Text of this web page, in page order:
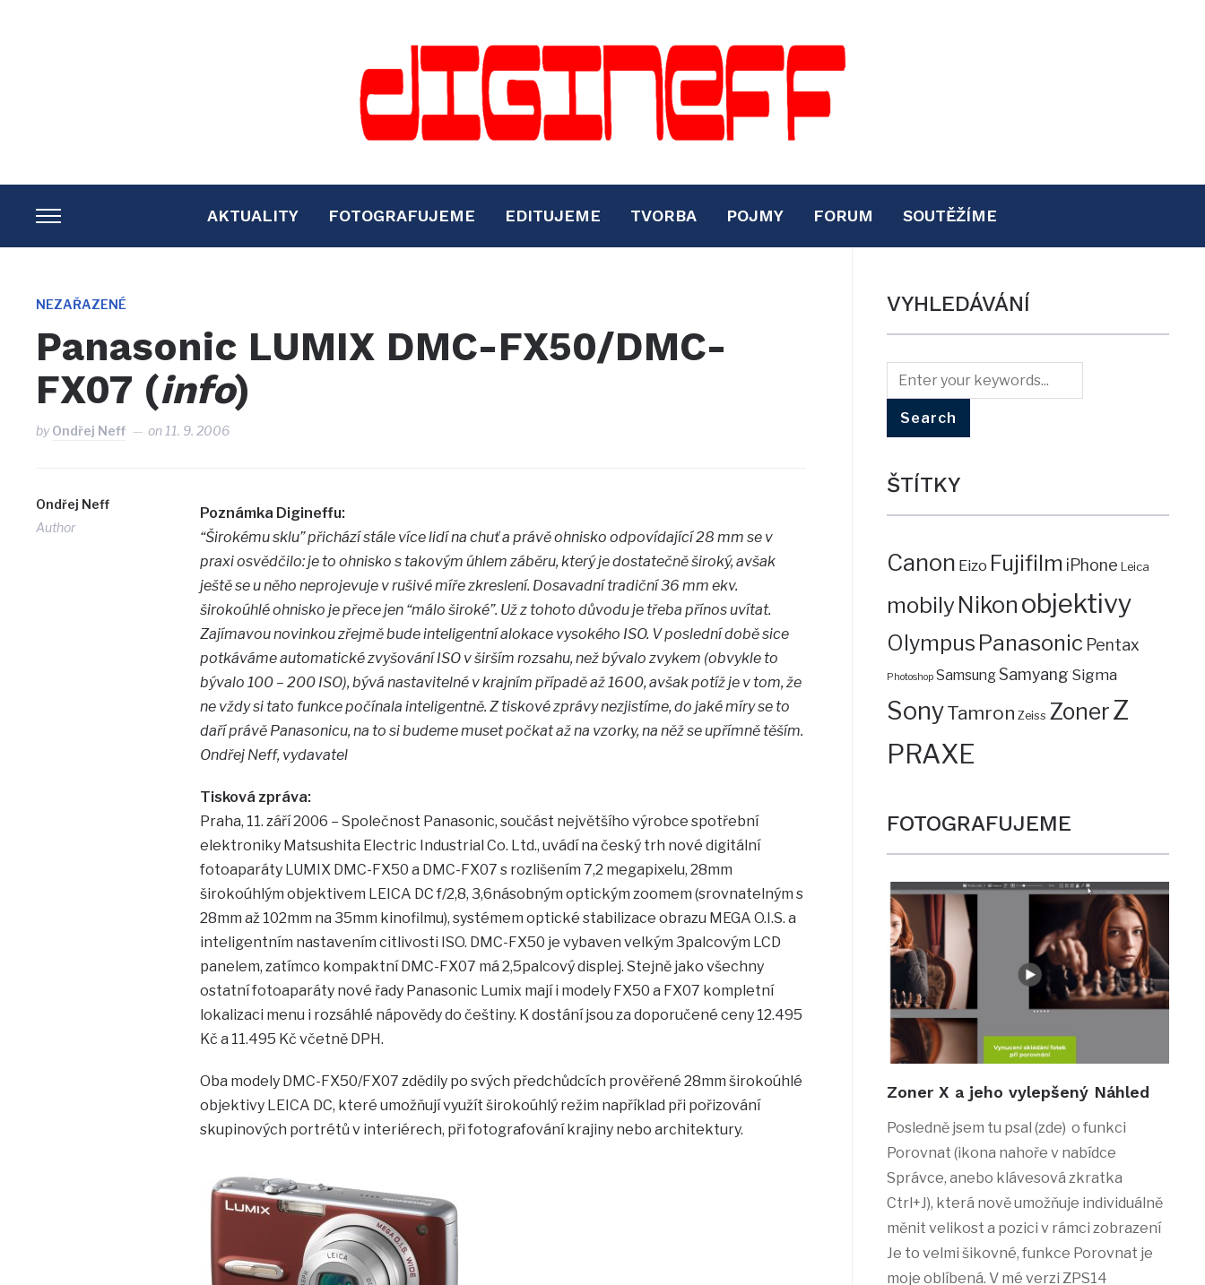
TOGGLE
SIDEBAR
NAVIGATION
AKTUALITY FOTOGRAFUJEME EDITUJEME TVORBA POJMY FORUM SOUTĚŽÍME
NEZAŘAZENÉ
Panasonic LUMIX DMC-FX50/DMC-
FX07 (info)
byOndřej Neff on 11. 9. 2006
Ondřej Neff
Author
Poznámka Digineffu:
“Širokému sklu” přichází stále více lidí na chuť a právě ohnisko odpovídající 28 mm se v
praxi osvědčilo: je to ohnisko s takovým úhlem záběru, který je dostatečně široký, avšak
ještě se u něho neprojevuje v rušivé míře zkreslení. Dosavadní tradiční 36 mm ekv.
širokoúhlé ohnisko je přece jen “málo široké”. Už z tohoto důvodu je třeba přínos uvítat.
Zajímavou novinkou zřejmě bude inteligentní alokace vysokého ISO. V poslední době sice
potkáváme automatické zvyšování ISO v širším rozsahu, než bývalo zvykem (obvykle to
bývalo 100 – 200 ISO), bývá nastavitelné v krajním případě až 1600, avšak potíž je v tom, že
ne vždy si tato funkce počínala inteligentně. Z tiskové zprávy nezjistíme, do jaké míry se to
daří právě Panasonicu, na to si budeme muset počkat až na vzorky, na něž se upřímně těším.
Ondřej Neff, vydavatel
Tisková zpráva:
Praha, 11. září 2006 – Společnost Panasonic, součást největšího výrobce spotřební
elektroniky Matsushita Electric Industrial Co. Ltd., uvádí na český trh nové digitální
fotoaparáty LUMIX DMC-FX50 a DMC-FX07 s rozlišením 7,2 megapixelu, 28mm
širokoúhlým objektivem LEICA DC f/2,8, 3,6násobným optickým zoomem (srovnatelným s
28mm až 102mm na 35mm kinofilmu), systémem optické stabilizace obrazu MEGA O.I.S. a
inteligentním nastavením citlivosti ISO. DMC-FX50 je vybaven velkým 3palcovým LCD
panelem, zatímco kompaktní DMC-FX07 má 2,5palcový displej. Stejně jako všechny
ostatní fotoaparáty nové řady Panasonic Lumix mají i modely FX50 a FX07 kompletní
lokalizaci menu i rozsáhlé nápovědy do češtiny. K dostání jsou za doporučené ceny 12.495
Kč a 11.495 Kč včetně DPH.
Oba modely DMC-FX50/FX07 zdědily po svých předchůdcích prověřené 28mm širokoúhlé
objektivy LEICA DC, které umožňují využít širokoúhlý režim například při pořizování
skupinových portrétů v interiérech, při fotografování krajiny nebo architektury.
VYHLEDÁVÁNÍ
ŠTÍTKY
Canon Eizo Fujifilm iPhone Leica
mobilyNikon objektivy
Olympus Panasonic Pentax
Photoshop SamsungSamyang Sigma
SonyTamron Zeiss ZonerZ
PRAXE
FOTOGRAFUJEME
Zoner X a jeho vylepšený Náhled
Posledně jsem tu psal (zde) o funkci
Porovnat (ikona nahoře v nabídce
Správce, anebo klávesová zkratka
Ctrl+J), která nově umožňuje individuálně
měnit velikost a pozici v rámci zobrazení
Je to velmi šikovné, funkce Porovnat je
moje oblíbená. V mé verzi ZPS14